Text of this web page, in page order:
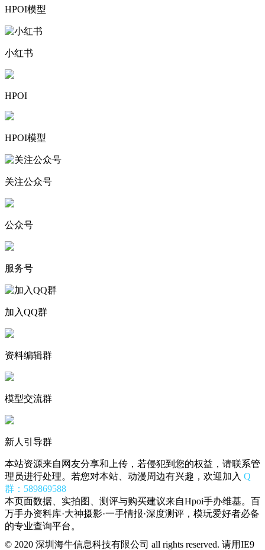
HPOI模型
小红书
HPOI
HPOI模型
关注公众号
公众号
服务号
加入QQ群
资料编辑群
模型交流群
新人引导群
本站资源来自网友分享和上传，若侵犯到您的权益，请联系管
理员进行处理。若您对本站、动漫周边有兴趣，欢迎加入 Q
群：589869588
本页面数据、实拍图、测评与购买建议来自Hpoi手办维基。百
万手办资料库·大神摄影·一手情报·深度测评，模玩爱好者必备
的专业查询平台。
© 2020 深圳海牛信息科技有限公司 all rights reserved. 请用IE9